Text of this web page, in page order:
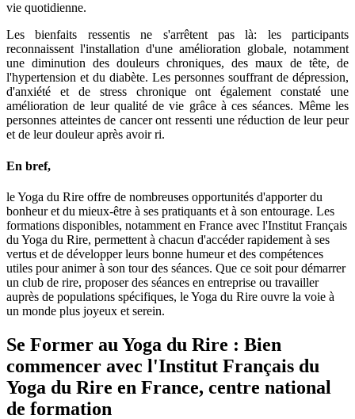
vie quotidienne.
Les bienfaits ressentis ne s'arrêtent pas là: les participants
reconnaissent l'installation d'une amélioration globale, notamment
une diminution des douleurs chroniques, des maux de tête, de
l'hypertension et du diabète. Les personnes souffrant de dépression,
d'anxiété et de stress chronique ont également constaté une
amélioration de leur qualité de vie grâce à ces séances. Même les
personnes atteintes de cancer ont ressenti une réduction de leur peur
et de leur douleur après avoir ri.
En bref,
le Yoga du Rire offre de nombreuses opportunités d'apporter du
bonheur et du mieux-être à ses pratiquants et à son entourage. Les
formations disponibles, notamment en France avec l'Institut Français
du Yoga du Rire, permettent à chacun d'accéder rapidement à ses
vertus et de développer leurs bonne humeur et des compétences
utiles pour animer à son tour des séances. Que ce soit pour démarrer
un club de rire, proposer des séances en entreprise ou travailler
auprès de populations spécifiques, le Yoga du Rire ouvre la voie à
un monde plus joyeux et serein.
Se Former au Yoga du Rire : Bien
commencer avec l'Institut Français du
Yoga du Rire en France, centre national
de formation